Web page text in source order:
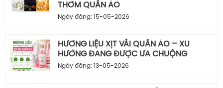
THƠM QUẦN ÁO
Ngày đăng: 15-05-2026
HƯƠNG LIỆU XỊT VẢI QUẦN ÁO – XU
HƯỚNG ĐANG ĐƯỢC ƯA CHUỘNG
Ngày đăng: 13-05-2026